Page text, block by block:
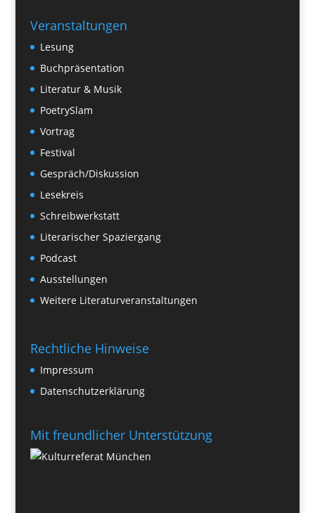
Veranstaltungen
Lesung
Buchpräsentation
Literatur & Musik
PoetrySlam
Vortrag
Festival
Gespräch/Diskussion
Lesekreis
Schreibwerkstatt
Literarischer Spaziergang
Podcast
Ausstellungen
Weitere Literaturveranstaltungen
Rechtliche Hinweise
Impressum
Datenschutzerklärung
Mit freundlicher Unterstützung